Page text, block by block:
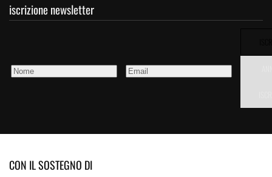
iscrizione newsletter
CON IL SOSTEGNO DI